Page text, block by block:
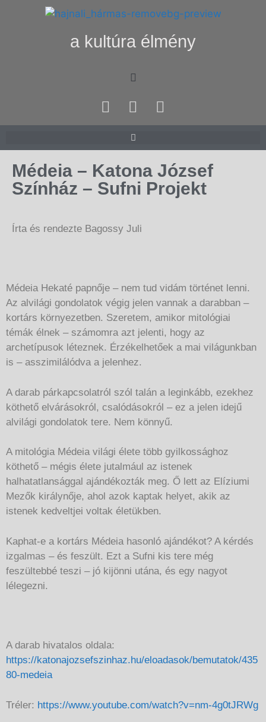
a kultúra élmény
Médeia – Katona József
Színház – Sufni Projekt
Írta és rendezte Bagossy Juli
Médeia Hekaté papnője – nem tud vidám történet lenni.
Az alvilági gondolatok végig jelen vannak a darabban –
kortárs környezetben. Szeretem, amikor mitológiai
témák élnek – számomra azt jelenti, hogy az
archetípusok léteznek. Érzékelhetőek a mai világunkban
is – asszimilálódva a jelenhez.
A darab párkapcsolatról szól talán a leginkább, ezekhez
köthető elvárásokról, csalódásokról – ez a jelen idejű
alvilági gondolatok tere. Nem könnyű.
A mitológia Médeia világi élete több gyilkossághoz
köthető – mégis élete jutalmául az istenek
halhatatlansággal ajándékozták meg. Ő lett az Elíziumi
Mezők királynője, ahol azok kaptak helyet, akik az
istenek kedveltjei voltak életükben.
Kaphat-e a kortárs Médeia hasonló ajándékot? A kérdés
izgalmas – és feszült. Ezt a Sufni kis tere még
feszültebbé teszi – jó kijönni utána, és egy nagyot
lélegezni.
A darab hivatalos oldala:
https://katonajozsefszinhaz.hu/eloadasok/bemutatok/435
80-medeia
Tréler: https://www.youtube.com/watch?v=nm-4g0tJRWg